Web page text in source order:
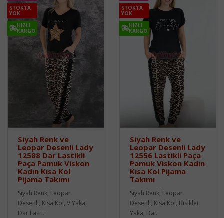
STOKTA
YOK
HIZLI
KARGO
Siyah Renk ve
Leopar Desenli Lady
12588 Dar Lastikli
Paça Pamuk Viskon
Kadın Kısa Kol
Pijama Takımı
Siyah Renk, Leopar
Desenli, Kısa Kol, V Yaka,
Dar Lasti..
STOKTA
YOK
HIZLI
KARGO
Siyah Renk ve
Leopar Desenli Lady
12556 Lastikli Paça
Pamuk Viskon Kadın
Kısa Kol Pijama
Takımı
Siyah Renk, Leopar
Desenli, Kısa Kol, Bisiklet
Yaka, Da..